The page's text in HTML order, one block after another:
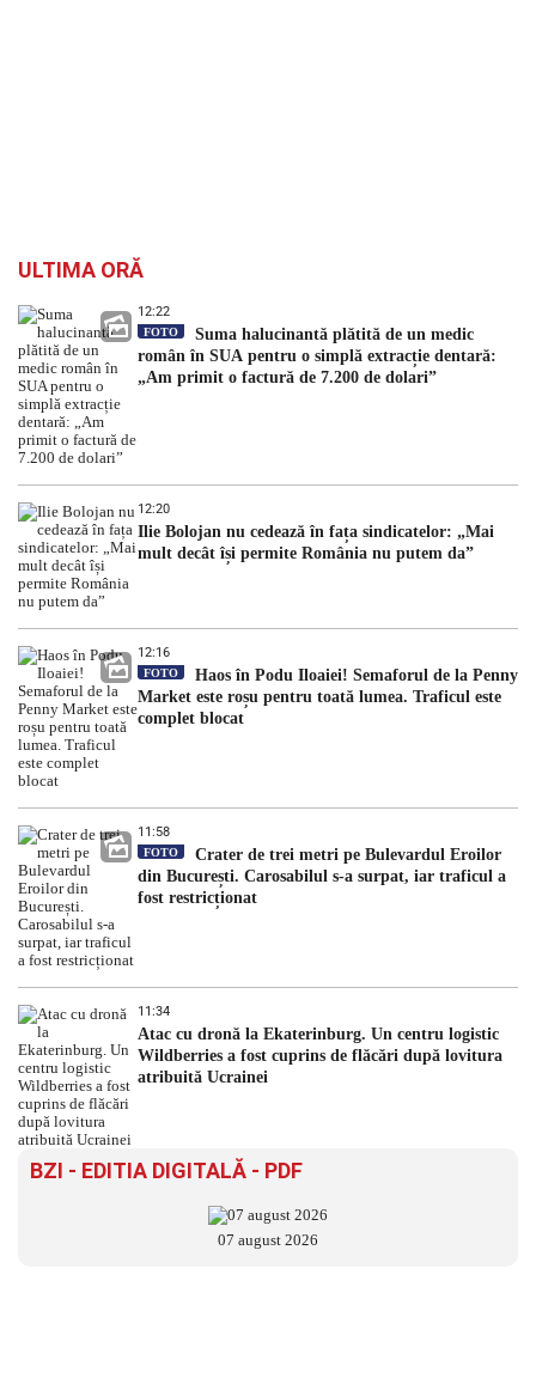
ULTIMA ORĂ
12:22
FOTO
Suma halucinantă plătită de un medic
român în SUA pentru o simplă extracție dentară:
„Am primit o factură de 7.200 de dolari”
12:20
Ilie Bolojan nu cedează în fața sindicatelor: „Mai
mult decât își permite România nu putem da”
12:16
FOTO
Haos în Podu Iloaiei! Semaforul de la Penny
Market este roșu pentru toată lumea. Traficul este
complet blocat
11:58
FOTO
Crater de trei metri pe Bulevardul Eroilor
din București. Carosabilul s-a surpat, iar traficul a
fost restricționat
11:34
Atac cu dronă la Ekaterinburg. Un centru logistic
Wildberries a fost cuprins de flăcări după lovitura
atribuită Ucrainei
BZI - EDITIA DIGITALĂ - PDF
07 august 2026